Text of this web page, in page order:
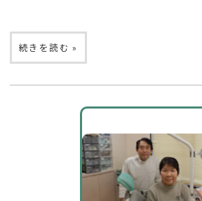
続きを読む »